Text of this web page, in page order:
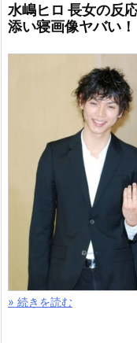
水嶋ヒロ 長女の反
添い寝画像ヤバい！
» 続きを読む